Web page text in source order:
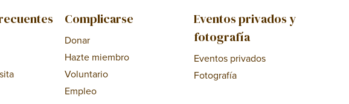
Complicarse
Donar
Hazte miembro
Voluntario
Empleo
Eventos privados y
fotografía
Eventos privados
Fotografía